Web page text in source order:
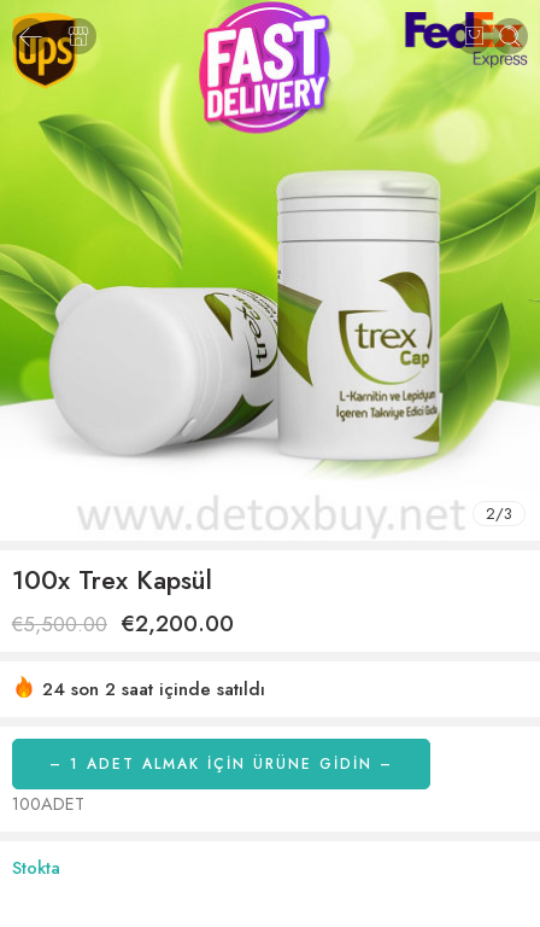
2/3
100x Trex Kapsül
€5,500.00 €2,200.00
24 son 2 saat içinde satıldı
var
– 1 ADET ALMAK IÇIN ÜRÜNE GİDİN –
100ADET
Stokta